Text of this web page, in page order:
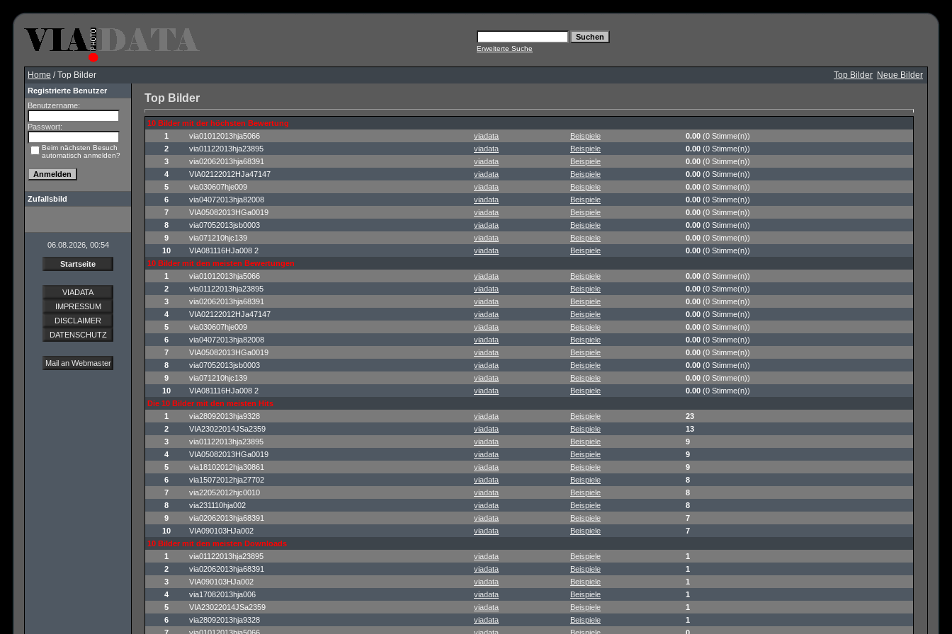
Erweiterte Suche
Home / Top Bilder Top Bilder Neue Bilder
Registrierte Benutzer
Benutzername:
Passwort:
Beim nächsten Besuch
automatisch anmelden?
Zufallsbild
06.08.2026, 00:54
Startseite
VIADATA
IMPRESSUM
DISCLAIMER
DATENSCHUTZ
Mail an Webmaster
Top Bilder
10 Bilder mit der höchsten Bewertung
1
via01012013hja5066 viadata Beispiele 0.00 (0 Stimme(n))
2
via01122013hja23895 viadata Beispiele 0.00 (0 Stimme(n))
3
via02062013hja68391 viadata Beispiele 0.00 (0 Stimme(n))
4
VIA02122012HJa47147 viadata Beispiele 0.00 (0 Stimme(n))
5
via030607hje009 viadata Beispiele 0.00 (0 Stimme(n))
6
via04072013hja82008 viadata Beispiele 0.00 (0 Stimme(n))
7
VIA05082013HGa0019 viadata Beispiele 0.00 (0 Stimme(n))
8
via07052013jsb0003 viadata Beispiele 0.00 (0 Stimme(n))
9
via071210hjc139 viadata Beispiele 0.00 (0 Stimme(n))
10
VIA081116HJa008 2 viadata Beispiele 0.00 (0 Stimme(n))
10 Bilder mit den meisten Bewertungen
1
via01012013hja5066 viadata Beispiele 0.00 (0 Stimme(n))
2
via01122013hja23895 viadata Beispiele 0.00 (0 Stimme(n))
3
via02062013hja68391 viadata Beispiele 0.00 (0 Stimme(n))
4
VIA02122012HJa47147 viadata Beispiele 0.00 (0 Stimme(n))
5
via030607hje009 viadata Beispiele 0.00 (0 Stimme(n))
6
via04072013hja82008 viadata Beispiele 0.00 (0 Stimme(n))
7
VIA05082013HGa0019 viadata Beispiele 0.00 (0 Stimme(n))
8
via07052013jsb0003 viadata Beispiele 0.00 (0 Stimme(n))
9
via071210hjc139 viadata Beispiele 0.00 (0 Stimme(n))
10
VIA081116HJa008 2 viadata Beispiele 0.00 (0 Stimme(n))
Die 10 Bilder mit den meisten Hits
1
via28092013hja9328 viadata Beispiele
23
2
VIA23022014JSa2359 viadata Beispiele
13
3
via01122013hja23895 viadata Beispiele
9
4
VIA05082013HGa0019 viadata Beispiele
9
5
via18102012hja30861 viadata Beispiele
9
6
via15072012hja27702 viadata Beispiele
8
7
via22052012hjc0010 viadata Beispiele
8
8
via231110hja002 viadata Beispiele
8
9
via02062013hja68391 viadata Beispiele
7
10
VIA090103HJa002 viadata Beispiele
7
10 Bilder mit den meisten Downloads
1
via01122013hja23895 viadata Beispiele
1
2
via02062013hja68391 viadata Beispiele
1
3
VIA090103HJa002 viadata Beispiele
1
4
via17082013hja006 viadata Beispiele
1
5
VIA23022014JSa2359 viadata Beispiele
1
6
via28092013hja9328 viadata Beispiele
1